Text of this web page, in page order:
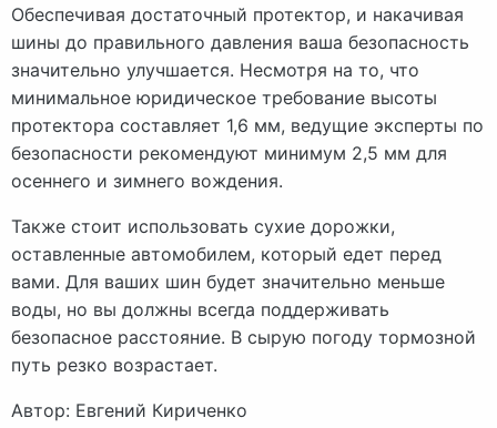
Обеспечивая достаточный протектор, и накачивая
шины до правильного давления ваша безопасность
значительно улучшается. Несмотря на то, что
минимальное юридическое требование высоты
протектора составляет 1,6 мм, ведущие эксперты по
безопасности рекомендуют минимум 2,5 мм для
осеннего и зимнего вождения.
Также стоит использовать сухие дорожки,
оставленные автомобилем, который едет перед
вами. Для ваших шин будет значительно меньше
воды, но вы должны всегда поддерживать
безопасное расстояние. В сырую погоду тормозной
путь резко возрастает.
Автор: Евгений Кириченко